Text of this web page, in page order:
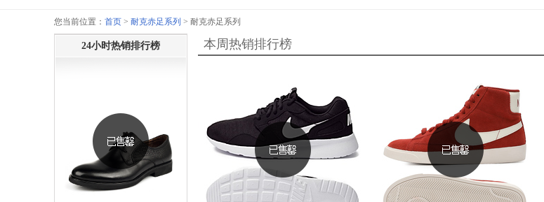
您当前位置： 首页 > 耐克赤足系列 > 耐克赤足系列
24小时热销排行榜 本周热销排行榜